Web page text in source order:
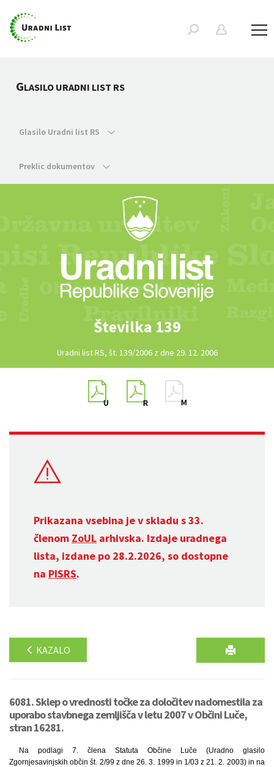
GLASILO URADNI LIST RS
Glasilo Uradni list RS
Preklic dokumentov
Številka 139
Uradni list RS, št. 139/2006 z dne 29. 12. 2006
Prikazana vsebina je v skladu s 33.
členom ZoUL arhivska. Izdaje uradnega
lista, izdane po 28.2.2026, so dostopne
na PISRS.
KAZALO
6081. Sklep o vrednosti točke za določitev nadomestila za
uporabo stavbnega zemljišča v letu 2007 v Občini Luče,
stran 16281.
Na podlagi 7. člena Statuta Občine Luče (Uradno glasilo
Zgornjesavinjskih občin št. 2/99 z dne 26. 3. 1999 in 1/03 z 21. 2. 2003) in na